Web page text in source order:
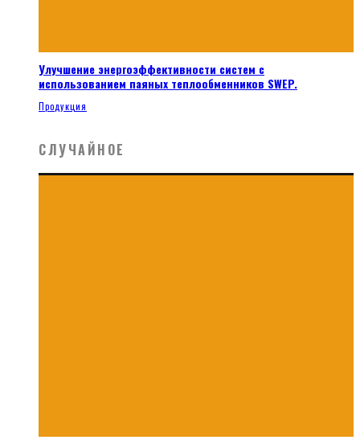
Улучшение энергоэффективности систем с
использованием паяных теплообменников SWEP.
Продукция
СЛУЧАЙНОЕ